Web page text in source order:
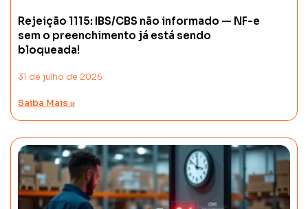
Rejeição 1115: IBS/CBS não informado — NF-e
sem o preenchimento já está sendo
bloqueada!
31 de julho de 2026
Saiba Mais »